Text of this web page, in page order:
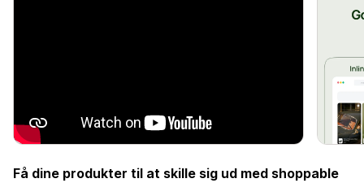
Få dine produkter til at skille sig ud med shoppable